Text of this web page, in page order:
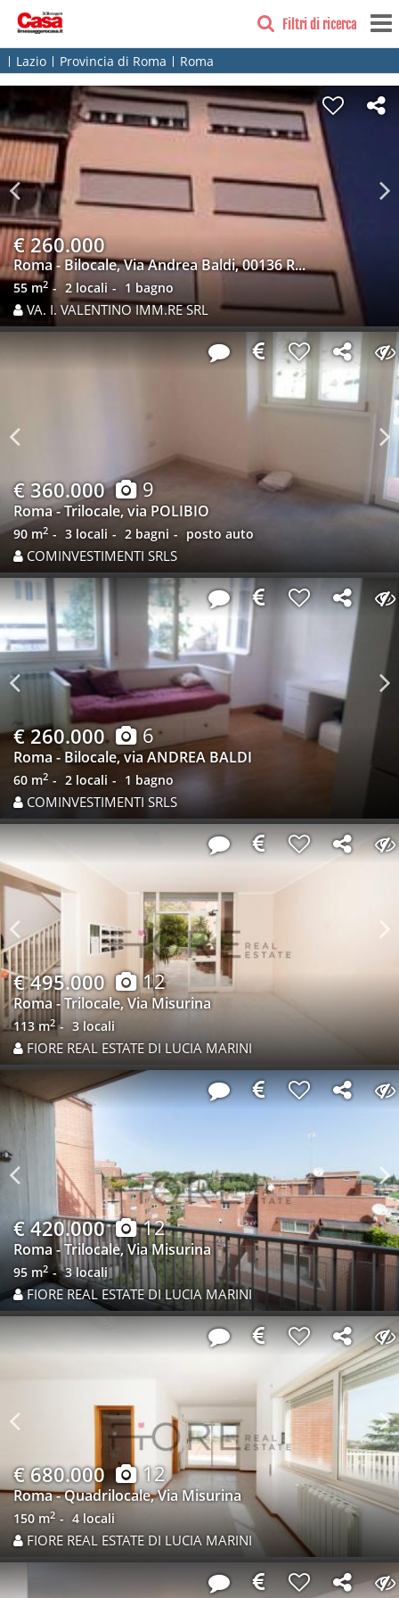
Filtri di ricerca
Lazio Provincia di Roma Roma
Previous
€ 260.000
Roma - Bilocale, Via Andrea Baldi, 00136 R...
55 m2 2 locali 1 bagno
VA. I. VALENTINO IMM.RE SRL
Previous
€ 360.000 9
Roma - Trilocale, via POLIBIO
90 m2 3 locali 2 bagni posto auto
COMINVESTIMENTI SRLS
Previous
€ 260.000 6
Roma - Bilocale, via ANDREA BALDI
60 m2 2 locali 1 bagno
COMINVESTIMENTI SRLS
Previous
€ 495.000 12
Roma - Trilocale, Via Misurina
113 m2 3 locali
FIORE REAL ESTATE DI LUCIA MARINI
Previous
€ 420.000 12
Roma - Trilocale, Via Misurina
95 m2 3 locali
FIORE REAL ESTATE DI LUCIA MARINI
Previous
€ 680.000 12
Roma - Quadrilocale, Via Misurina
150 m2 4 locali
FIORE REAL ESTATE DI LUCIA MARINI